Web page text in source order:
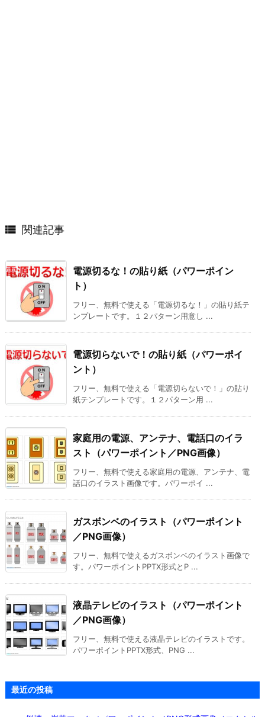
 関連記事
電源切るな！の貼り紙（パワーポイン
ト）
フリー、無料で使える「電源切るな！」の貼り紙テ
ンプレートです。１２パターン用意し ...
電源切らないで！の貼り紙（パワーポイ
ント）
フリー、無料で使える「電源切らないで！」の貼り
紙テンプレートです。１２パターン用 ...
家庭用の電源、アンテナ、電話口のイラ
スト（パワーポイント／PNG画像）
フリー、無料で使える家庭用の電源、アンテナ、電
話口のイラスト画像です。パワーポイ ...
ガスボンベのイラスト（パワーポイント
／PNG画像）
フリー、無料で使えるガスボンベのイラスト画像で
す。パワーポイントPPTX形式とP ...
液晶テレビのイラスト（パワーポイント
／PNG画像）
フリー、無料で使える液晶テレビのイラストです。
パワーポイントPPTX形式、PNG ...
最近の投稿